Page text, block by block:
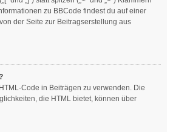
zu BBCode findest du auf einer
der Seite zur Beitragserstellung aus
Code in Beiträgen zu verwenden. Die
die HTML bietet, können über